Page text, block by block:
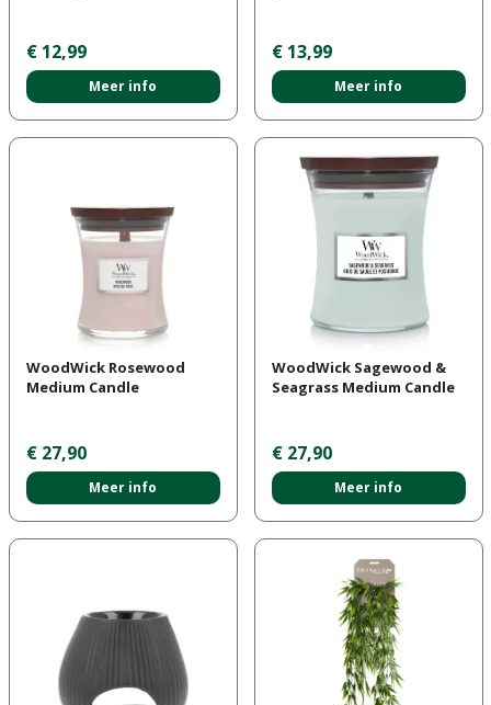
€ 12,99
Meer info
€ 13,99
Meer info
WoodWick Rosewood
Medium Candle
€ 27,90
Meer info
WoodWick Sagewood &
Seagrass Medium Candle
€ 27,90
Meer info